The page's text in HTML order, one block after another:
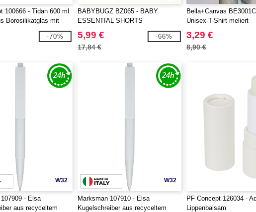
100666 - Tidan 600 ml
Borosilikatglas mit
-70%
BABYBUGZ BZ065 - BABY
ESSENTIAL SHORTS
5,99 €
17,84 €
-66%
Bella+Canvas
Unisex-T-Shirt meliert
3,29 €
8,90 €
W32
- Elsa
aus recyceltem
W32
Marksman 107910 - Elsa
Kugelschreiber aus recyceltem
PF Concept 126034 -
Lippenbalsam